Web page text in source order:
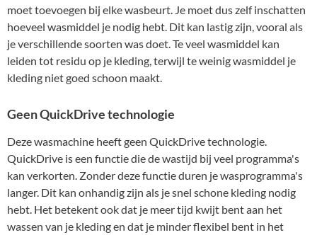
moet toevoegen bij elke wasbeurt. Je moet dus zelf inschatten
hoeveel wasmiddel je nodig hebt. Dit kan lastig zijn, vooral als
je verschillende soorten was doet. Te veel wasmiddel kan
leiden tot residu op je kleding, terwijl te weinig wasmiddel je
kleding niet goed schoon maakt.
Geen QuickDrive technologie
Deze wasmachine heeft geen QuickDrive technologie.
QuickDrive is een functie die de wastijd bij veel programma's
kan verkorten. Zonder deze functie duren je wasprogramma's
langer. Dit kan onhandig zijn als je snel schone kleding nodig
hebt. Het betekent ook dat je meer tijd kwijt bent aan het
wassen van je kleding en dat je minder flexibel bent in het